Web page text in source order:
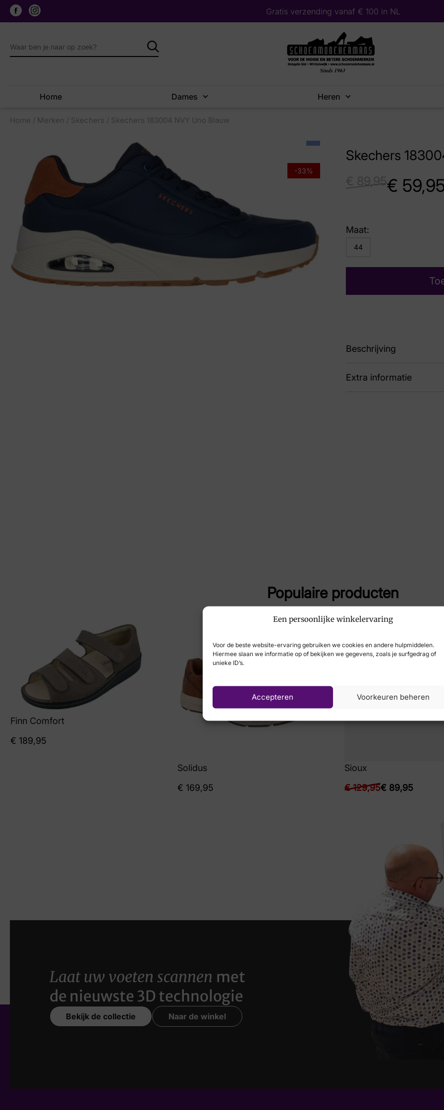
Een persoonlijke winkelervaring
Voor de beste website-ervaring gebruiken we cookies en andere hulpmiddelen.
Hiermee slaan we informatie op of bekijken we gegevens, zoals je surfgedrag of
unieke ID’s.
Accepteren Voorkeuren beheren
Gratis verzending vanaf € 100 in NL
Home Dames Heren
Home / Merken / Skechers / Skechers 183004 NVY Uno Blauw
-33%
Skechers
89,95€
Maat:
44
Beschrijving
88 183004 NVY Uno
Extra informatie
Populaire producten
Finn Comfort
€ 189,95
Solidus
€ 169,95
Sioux
€129,95€ 89,95
Laat uw voeten scannen met
de nieuwste 3D technologie
Bekijk de collectie Naar de winkel